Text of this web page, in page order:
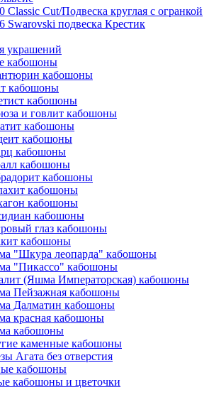
Classic Cut/Подвеска круглая с огранкой
Swarovski подвеска Крестик
украшений
кабошоны
кабошоны
кабошоны
кабошоны
и говлит кабошоны
кабошоны
кабошоны
кабошоны
кабошоны
кабошоны
кабошоны
кабошоны
кабошоны
глаз кабошоны
кабошоны
"Шкура леопарда" кабошоны
"Пикассо" кабошоны
(Яшма Императорская) кабошоны
Пейзажная кабошоны
Далматин кабошоны
красная кабошоны
кабошоны
каменные кабошоны
Агата без отверстия
кабошоны
кабошоны и цветочки